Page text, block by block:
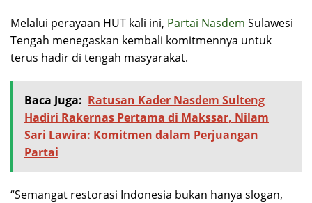
Melalui perayaan HUT kali ini, Partai Nasdem Sulawesi
Tengah menegaskan kembali komitmennya untuk
terus hadir di tengah masyarakat.
Baca Juga: Ratusan Kader Nasdem Sulteng
Hadiri Rakernas Pertama di Makssar, Nilam
Sari Lawira: Komitmen dalam Perjuangan
Partai
“Semangat restorasi Indonesia bukan hanya slogan,